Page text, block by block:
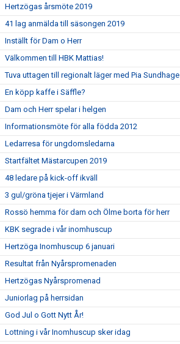
Hertzögas årsmöte 2019
41 lag anmälda till säsongen 2019
Inställt för Dam o Herr
Välkommen till HBK Mattias!
Tuva uttagen till regionalt läger med Pia Sundhage
En köpp kaffe i Säffle?
Dam och Herr spelar i helgen
Informationsmöte för alla födda 2012
Ledarresa för ungdomsledarna
Startfältet Mästarcupen 2019
48 ledare på kick-off ikväll
3 gul/gröna tjejer i Värmland
Rossö hemma för dam och Ölme borta för herr
KBK segrade i vår inomhuscup
Hertzöga Inomhuscup 6 januari
Resultat från Nyårspromenaden
Hertzögas Nyårspromenad
Juniorlag på herrsidan
God Jul o Gott Nytt År!
Lottning i vår Inomhuscup sker idag